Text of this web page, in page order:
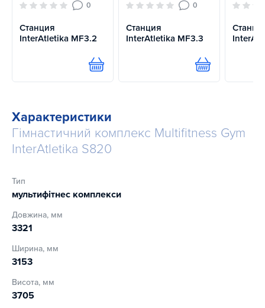
0
Станция
InterAtletika MF3.2
Купити
0
Станция
InterAtletika MF3.3
Купити
Характеристики
Гімнастичний комплекс Multifitness Gym
InterAtletika S820
Тип
мультифітнес комплекси
Довжина, мм
3321
Ширина, мм
3153
Висота, мм
3705